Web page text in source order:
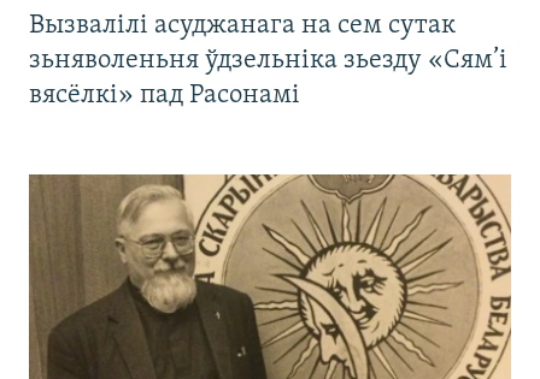
Вызвалілі асуджанага на сем сутак
зьняволеньня ўдзельніка зьезду «Сям’і
вясёлкі» пад Расонамі